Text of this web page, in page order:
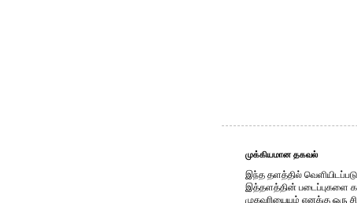
முக்கியமான தகவல்
இந்த தளத்தில்
இத்தளத்தின் படைப்புகளை
முகவரியையும் எனக்கு ஒரு